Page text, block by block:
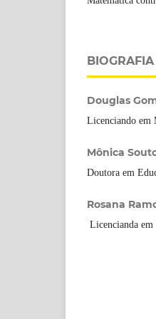
Douglas
Licenciando em
Mônica
Doutora em
Rosana
Licencianda